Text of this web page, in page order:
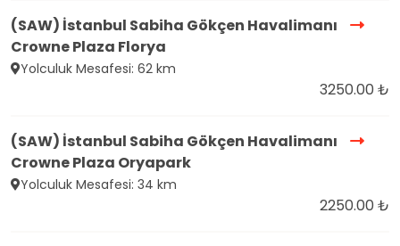
(SAW) İstanbul Sabiha Gökçen Havalimanı
Crowne Plaza Florya
Yolculuk Mesafesi: 62 km
3250.00 ₺
(SAW) İstanbul Sabiha Gökçen Havalimanı
Crowne Plaza Oryapark
Yolculuk Mesafesi: 34 km
2250.00 ₺